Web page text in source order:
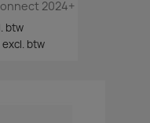
2024+
btw
excl. btw